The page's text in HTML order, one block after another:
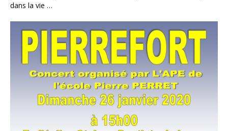
dans la vie …